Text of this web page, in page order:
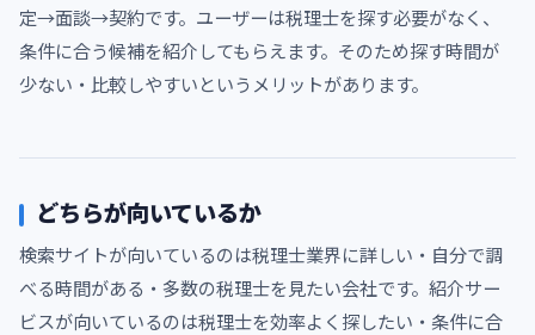
定→面談→契約です。ユーザーは税理士を探す必要がなく、
条件に合う候補を紹介してもらえます。そのため探す時間が
少ない・比較しやすいというメリットがあります。
どちらが向いているか
検索サイトが向いているのは税理士業界に詳しい・自分で調
べる時間がある・多数の税理士を見たい会社です。紹介サー
ビスが向いているのは税理士を効率よく探したい・条件に合